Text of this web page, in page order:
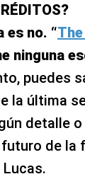
es no. “
ninguna
puedes
la última
detalle
de la